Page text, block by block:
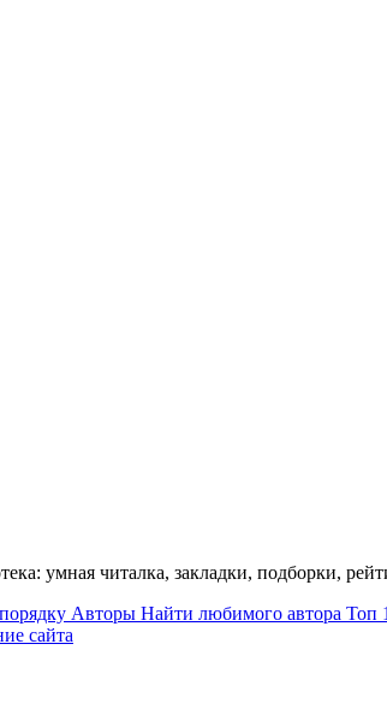
умная читалка, закладки, подборки,
Авторы Найти любимого автора Топ
сайта